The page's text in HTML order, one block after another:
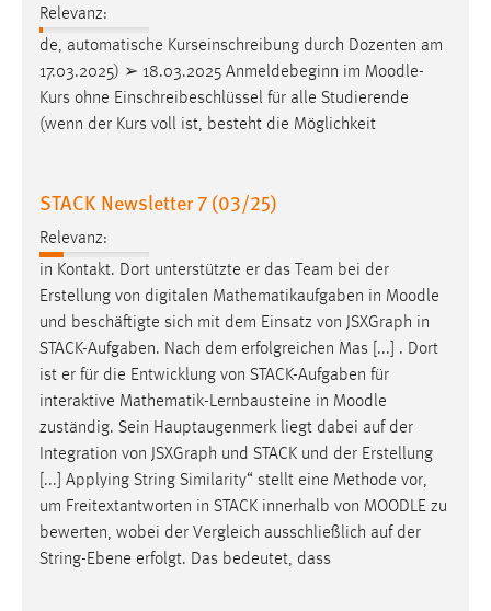
Relevanz:
de, automatische Kurseinschreibung durch Dozenten am
17.03.2025) ➢ 18.03.2025 Anmeldebeginn im Moodle-
Kurs ohne Einschreibeschlüssel für alle Studierende
(wenn der Kurs voll ist, besteht die Möglichkeit
STACK Newsletter 7 (03/25)
Relevanz:
in Kontakt. Dort unterstützte er das Team bei der
Erstellung von digitalen Mathematikaufgaben in Moodle
und beschäftigte sich mit dem Einsatz von JSXGraph in
STACK-Aufgaben. Nach dem erfolgreichen Mas [...] . Dort
ist er für die Entwicklung von STACK-Aufgaben für
interaktive Mathematik-Lernbausteine in Moodle
zuständig. Sein Hauptaugenmerk liegt dabei auf der
Integration von JSXGraph und STACK und der Erstellung
[...] Applying String Similarity“ stellt eine Methode vor,
um Freitextantworten in STACK innerhalb von MOODLE zu
bewerten, wobei der Vergleich ausschließlich auf der
String-Ebene erfolgt. Das bedeutet, dass